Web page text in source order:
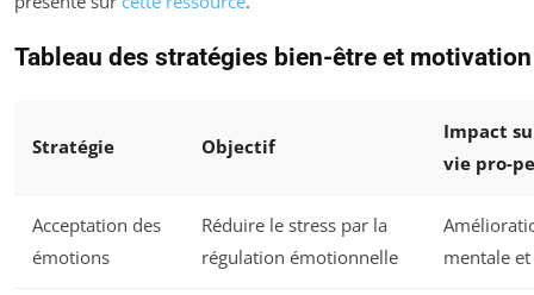
Tableau des stratégies bien-être et motivation
Stratégie Objectif
Impact
vie pro-
Acceptation des
émotions
Réduire le stress par la
régulation émotionnelle
mentale